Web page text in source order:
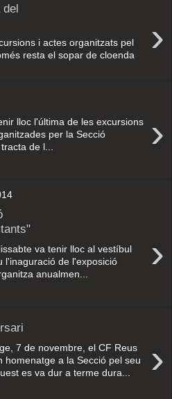
del
›
i actes organitzats pel
resta el sopar de cloenda
›
lloc l'última de les excursions
per la Secció
de l...
›
va tenir lloc al vestíbul
l'inaguració de l'exposició
anualmen...
›
7 de novembre, el CF Reus
homenatge a la Secció pel seu
es va dur a terme dura...